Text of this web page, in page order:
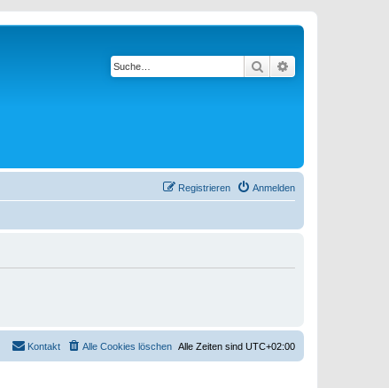
Suche
Anmelden
Registrieren
Alle Zeiten sind UTC+02:00
Alle Cookies löschen
Kontakt